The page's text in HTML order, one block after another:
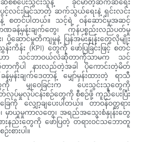
ပေးသွင်းသူနဲ့ ခိုင်မာတဲ့ဆက်ဆံရေး
င့်လင်းမြင်သာတဲ့ ဆက်သွယ်ရေးနဲ့ ရှင်းလင်း
နဲ့ စတင်ပါတယ်။ သင့်ရဲ့ ဝန်ဆောင်မှုအဆင့်
ခန့်မှန်းချက်တွေ၊ ကုန်ပစ္စည်းလည်ပတ်မှု
ပို့ဆောင်မှုတိကျမှုနဲ့ ပြန်အမ်းနှုန်းတွေလိုမျိုး
ကိန်း (KPI) တွေကို ဖော်ပြခြင်းဖြင့် စတင်
ေဟာ သင်ဘာဝယ်လဲဆိုတာကိုသာမက သင်
ပါ နားလည်တဲ့အခါ ပိုကောင်းတဲ့မိတ်
မှန်းချက်ဒေတာနဲ့ မျှော်မှန်းထားတဲ့ ရာသီ
ေကို မျှဝေခြင်းက ပေးသွင်းသူတွေကို
တ်လုပ်မှုလုပ်ငန်းစဉ်တွေကို စီစဉ်ဖို့ ကူညီပေးပြီး
ြေကို လျှော့ချပေးပါတယ်။ တာဝန်ဝတ္တရား
၊ မှာယူမှုကာလတွေ၊ အရည်အသွေးစံနှုန်းတွေ
နည်းတွေကို ဖော်ပြတဲ့ တရားဝင်သဘောတူ
စားပါ။